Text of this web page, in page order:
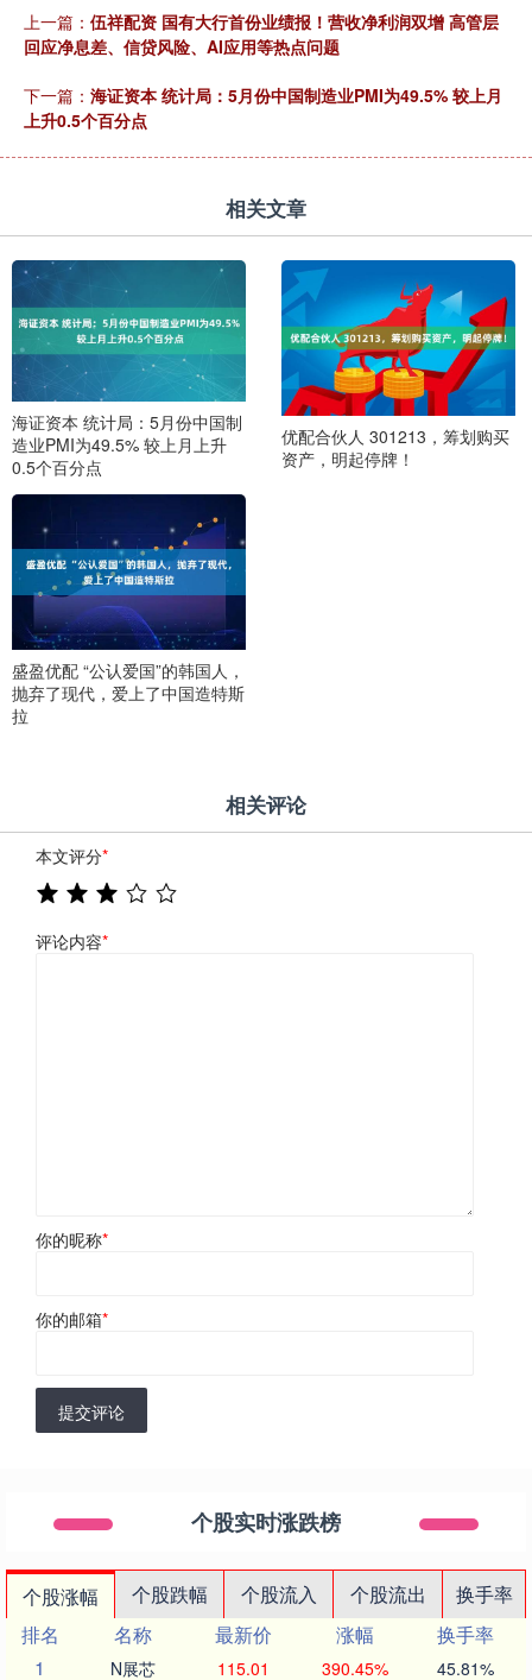
上一篇： 伍祥配资 国有大行首份业绩报！营收净利润双增 高管层
回应净息差、信贷风险、AI应用等热点问题
下一篇： 海证资本 统计局：5月份中国制造业PMI为49.5% 较上月
上升0.5个百分点
相关文章
海证资本 统计局：5月份中国制
造业PMI为49.5% 较上月上升
0.5个百分点
优配合伙人 301213，筹划购买
资产，明起停牌！
盛盈优配 “公认爱国”的韩国人，
抛弃了现代，爱上了中国造特斯
拉
相关评论
本文评分*
评论内容*
你的昵称*
你的邮箱*
提交评论
个股实时涨跌榜
个股涨幅 个股跌幅 个股流入 个股流出
换手率
排名
名称 最新价 涨幅
换手率
1
N展芯 115.01 390.45% 45.81%